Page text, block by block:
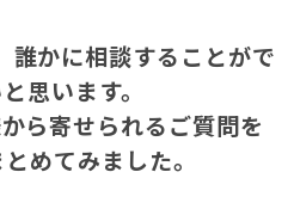
誰かに相談することがで
思います。
ら寄せられるご質問を
めてみました。